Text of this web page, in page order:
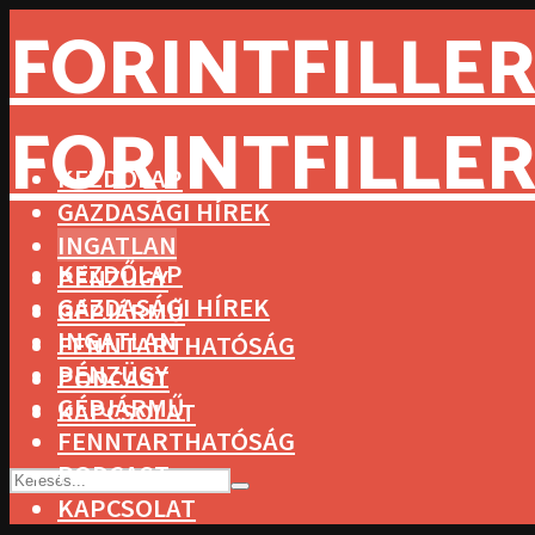
KEZDŐLAP
GAZDASÁGI HÍREK
INGATLAN
PÉNZÜGY
GÉPJÁRMŰ
FENNTARTHATÓSÁG
PODCAST
KAPCSOLAT
KEZDŐLAP
GAZDASÁGI HÍREK
INGATLAN
PÉNZÜGY
GÉPJÁRMŰ
FENNTARTHATÓSÁG
PODCAST
KAPCSOLAT